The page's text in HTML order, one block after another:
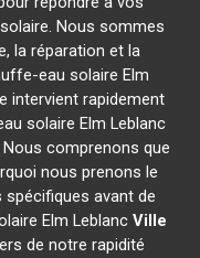
Nous sommes
la réparation et la
eau solaire Elm
intervient rapidement
solaire Elm Leblanc
comprenons que
nous prenons le
avant de
Elm Leblanc Ville
de notre rapidité